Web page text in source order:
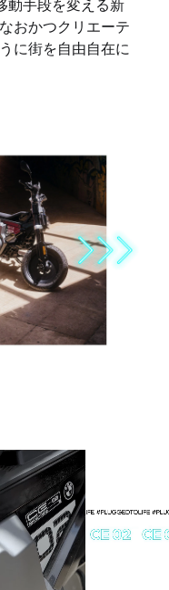
おかつクリエーテ
に街を自由自在に